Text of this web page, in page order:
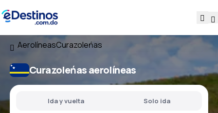
AerolíneasCurazoleńas
Curazoleńas aerolíneas
Ida y vuelta Solo ida